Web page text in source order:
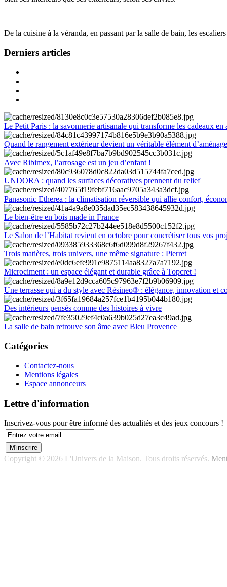
De la cuisine à la véranda, en passant par la salle de bain, les
Derniers articles
Le Petit Paris : la savonnerie artisanale qui transforme les cadeaux en
Quand le rangement extérieur devient un véritable élément
Avec Ribimex, l’arrosage est un jeu d’enfant !
UNDORA : quand les surfaces décoratives prennent du relief
Panasonic Etherea : la climatisation réversible qui allie confort,
Le bien-être en bois made in France
Le Salon de l’Habitat revient en octobre pour concrétiser tous vos
Trois matières, trois univers, une même signature : Pierret
Microciment : un espace élégant et durable grâce à Topcret !
Une terrasse qui a du style avec Résineo® : élégance, innovation et
Des intérieurs pensés comme des histoires à vivre
La salle de bain retrouve son âme avec Bleu Provence
Catégories
Contactez-nous
Mentions légales
Espace annonceurs
Lettre d'information
Inscrivez-vous pour être informé des actualités et des jeux concours !
Copyright © 2026 L'Univers de la Maison. Tous droits réservés.